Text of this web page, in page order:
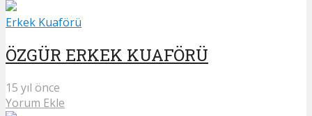
Erkek Kuaförü
ÖZGÜR ERKEK KUAFÖRÜ
15 yıl önce
Yorum Ekle